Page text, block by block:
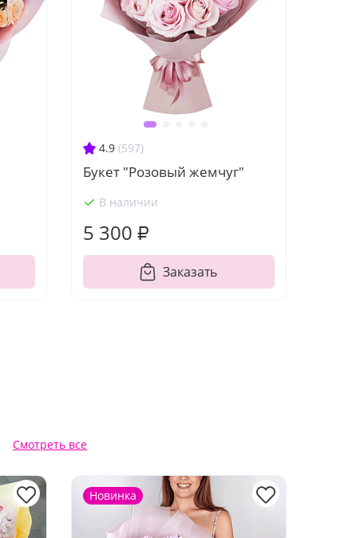
4.9 (597)
Букет "Розовый жемчуг"
В наличии
5 300 ₽
Заказать
Смотреть все
Новинка